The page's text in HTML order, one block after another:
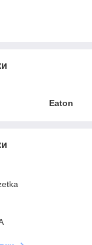
Eaton